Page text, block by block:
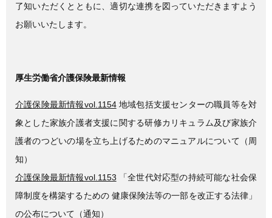
了知いただくとともに、適切な連携を図っていただきますよう
お願いいたします。
厚生労働省介護保険最新情報
介護保険最新情報vol.1154地域包括支援センターの職員等を対
象とした家族介護者支援に関する研修カリキュラム及び家族介
護者のつどいの場を立ち上げるためのマニュアルについて（周
知）
介護保険最新情報vol.1153 「全世代対応型の持続可能な社会保
障制度を構築するための 健康保険法等の一部を改正する法律」
の公布について（通知）